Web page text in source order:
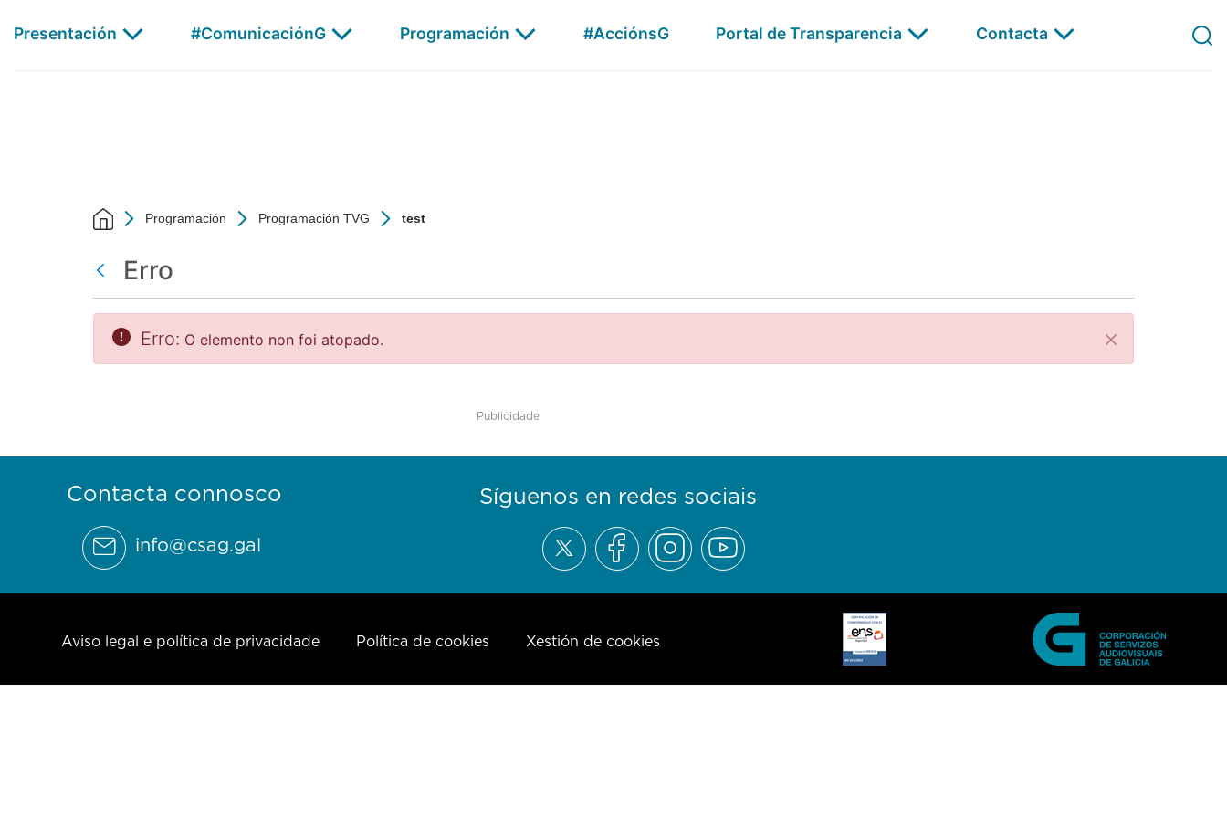
AGalega G24 AGalega Audio Xabarín Á Carta
Presentación #ComunicaciónG Programación #AcciónsG Portal de Transparencia Contacta
Programación Programación TVG test
Erro
Pechar
Erro: O elemento non foi atopado.
Publicidade
Contacta connosco
info@csag.gal
Síguenos en redes sociais
Aviso legal e política de privacidade Política de cookies Xestión de cookies